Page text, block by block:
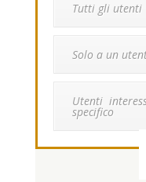
Tutti gli utenti
Solo a un
Utenti
specifico